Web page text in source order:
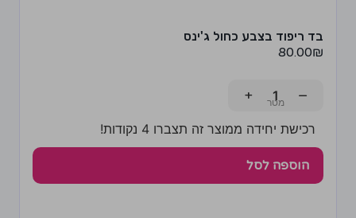
בד ריפוד בצבע כחול ג'ינס
80.00₪
−
+
רכישת יחידה ממוצר זה תצברו 4 נקודות!
הוספה לסל